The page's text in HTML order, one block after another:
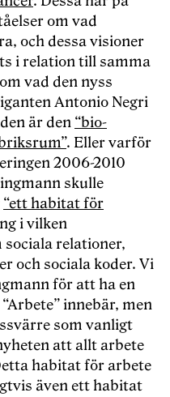
om vad
och dessa visioner
i relation till samma
vad den nyss
Antonio Negri
är den “bio-
. Eller varför
2006-2010
skulle
“ett habitat för
i vilken
relationer,
och sociala koder. Vi
för att ha en
innebär, men
som vanligt
att allt arbete
habitat för arbete
även ett habitat